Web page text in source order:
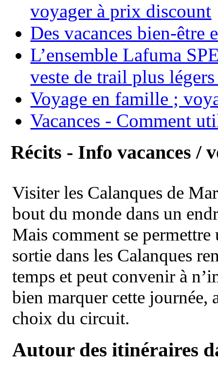
voyager à prix discount
Des vacances bien-être
L’ensemble Lafuma
veste de trail plus
Voyage en famille ;
Vacances - Comment
Récits - Info vacances /
Visiter les Calanques de
bout du monde dans un
Mais comment se permettre
sortie dans les Calanques
temps et peut convenir à
bien marquer cette journée,
choix du circuit.
Autour des itinéraires